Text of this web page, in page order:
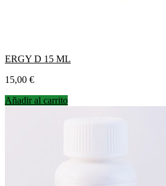
ERGY D 15 ML
Precio
15,00 €
Añadir al carrito